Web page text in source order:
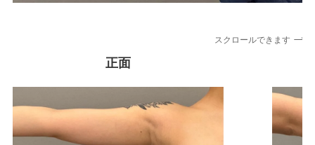
糸リフト
スクロールできます
正面